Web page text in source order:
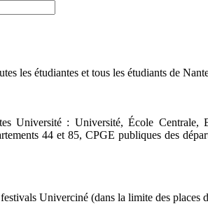
les étudiantes et tous les étudiants de
Université : Université, École
44 et 85, CPGE publiques des
Univerciné (dans la limite des places